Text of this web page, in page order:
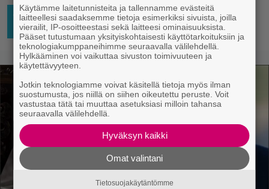
AJATTELEMISEN AIHETTA
TV-SARJAT
28.4.2025
13:30
Kami
Launonen
Käytämme laitetunnisteita ja tallennamme evästeitä
laitteellesi saadaksemme tietoja esimerkiksi sivuista, joilla
vierailit, IP-osoitteestasi sekä laitteesi ominaisuuksista.
Pääset tutustumaan yksityiskohtaisesti käyttötarkoituksiin ja
teknologiakumppaneihimme seuraavalla välilehdellä.
Hylkääminen voi vaikuttaa sivuston toimivuuteen ja
käytettävyyteen.
Jotkin teknologiamme voivat käsitellä tietoja myös ilman
suostumusta, jos niillä on siihen oikeutettu peruste. Voit
vastustaa tätä tai muuttaa asetuksiasi milloin tahansa
seuraavalla välilehdellä.
Hyväksyn kaikki
Omat valintani
Tietosuojakäytäntömme